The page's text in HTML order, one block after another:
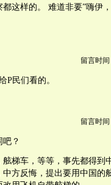
这样的。 难道非要”嗨伊
留言时间
P民们看的。
留言时间
？
梯车，等等，事先都得到
方反悔，提出要用中国的